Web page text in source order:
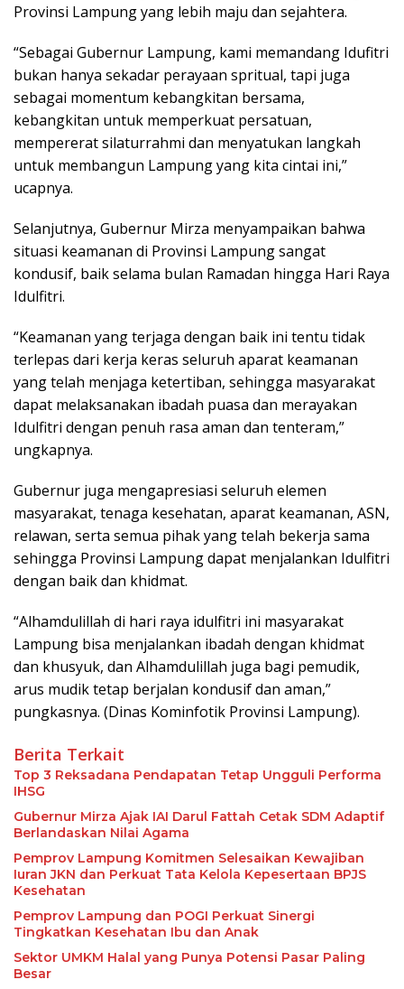
Provinsi Lampung yang lebih maju dan sejahtera.
“Sebagai Gubernur Lampung, kami memandang Idufitri
bukan hanya sekadar perayaan spritual, tapi juga
sebagai momentum kebangkitan bersama,
kebangkitan untuk memperkuat persatuan,
mempererat silaturrahmi dan menyatukan langkah
untuk membangun Lampung yang kita cintai ini,”
ucapnya.
Selanjutnya, Gubernur Mirza menyampaikan bahwa
situasi keamanan di Provinsi Lampung sangat
kondusif, baik selama bulan Ramadan hingga Hari Raya
Idulfitri.
“Keamanan yang terjaga dengan baik ini tentu tidak
terlepas dari kerja keras seluruh aparat keamanan
yang telah menjaga ketertiban, sehingga masyarakat
dapat melaksanakan ibadah puasa dan merayakan
Idulfitri dengan penuh rasa aman dan tenteram,”
ungkapnya.
Gubernur juga mengapresiasi seluruh elemen
masyarakat, tenaga kesehatan, aparat keamanan, ASN,
relawan, serta semua pihak yang telah bekerja sama
sehingga Provinsi Lampung dapat menjalankan Idulfitri
dengan baik dan khidmat.
“Alhamdulillah di hari raya idulfitri ini masyarakat
Lampung bisa menjalankan ibadah dengan khidmat
dan khusyuk, dan Alhamdulillah juga bagi pemudik,
arus mudik tetap berjalan kondusif dan aman,”
pungkasnya. (Dinas Kominfotik Provinsi Lampung).
Berita Terkait
Top 3 Reksadana Pendapatan Tetap Ungguli Performa
IHSG
Gubernur Mirza Ajak IAI Darul Fattah Cetak SDM Adaptif
Berlandaskan Nilai Agama
Pemprov Lampung Komitmen Selesaikan Kewajiban
Iuran JKN dan Perkuat Tata Kelola Kepesertaan BPJS
Kesehatan
Pemprov Lampung dan POGI Perkuat Sinergi
Tingkatkan Kesehatan Ibu dan Anak
Sektor UMKM Halal yang Punya Potensi Pasar Paling
Besar